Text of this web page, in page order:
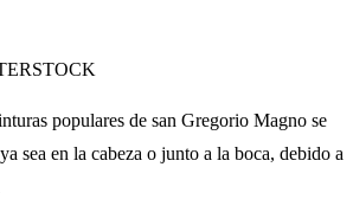
populares de san Gregorio Magno se
sea en la cabeza o junto a la boca, debido a